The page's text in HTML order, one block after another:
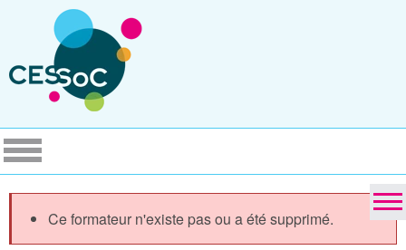
Ce formateur n'existe pas ou a été supprimé.